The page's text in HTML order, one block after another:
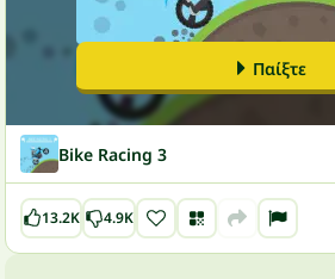
Παίξτε
Bike Racing 3
13.2K 4.9K